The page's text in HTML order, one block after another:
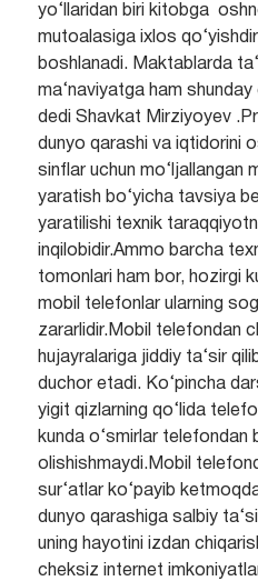
yo‘llaridan biri kitobga
mutoalasiga ixlos
boshlanadi. Maktablarda
ma‘naviyatga ham shunday
dedi Shavkat Mirziyoyev
dunyo qarashi va iqtidorini
sinflar uchun mo‘ljallangan
yaratish bo‘yicha tavsiya
yaratilishi texnik
inqilobidir.Ammo barcha
tomonlari ham bor, hozirgi
mobil telefonlar ularning
zararlidir.Mobil telefondan
hujayralariga jiddiy ta‘sir
duchor etadi. Ko‘pincha
yigit qizlarning qo‘lida
kunda o‘smirlar telefondan
olishishmaydi.Mobil
sur‘atlar ko‘payib
dunyo qarashiga salbiy
uning hayotini izdan
cheksiz internet